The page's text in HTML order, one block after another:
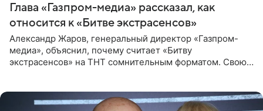
Глава «Газпром-медиа» рассказал, как
относится к «Битве экстрасенсов»
Александр Жаров, генеральный директор «Газпром-
медиа», объяснил, почему считает «Битву
экстрасенсов» на ТНТ сомнительным форматом. Свою